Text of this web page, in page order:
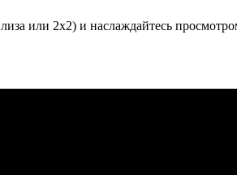
или 2x2) и наслаждайтесь